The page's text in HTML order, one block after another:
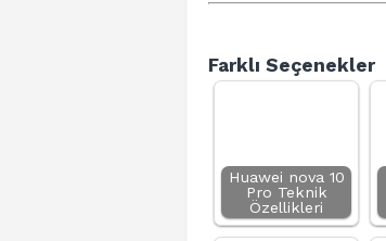
Farklı Seçenekler
Huawei nova 10
Pro Teknik
Özellikleri